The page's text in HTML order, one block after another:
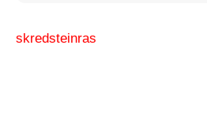
skredsteinras